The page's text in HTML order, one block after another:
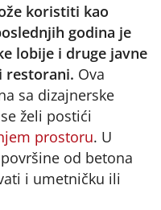
koristiti kao
godina je
lobije i druge javne
restorani. Ova
sa dizajnerske
želi postići
prostoru. U
od betona
i umetničku ili